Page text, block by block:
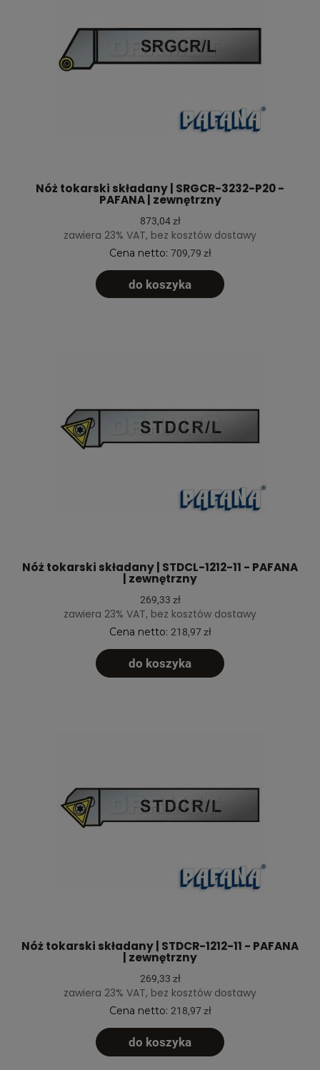
Nóż tokarski składany | SRGCR-3232-P20 -
PAFANA | zewnętrzny
873,04 zł
zawiera 23% VAT, bez kosztów dostawy
Cena netto: 709,79 zł
do koszyka
Nóż tokarski składany | STDCL-1212-11 - PAFANA
| zewnętrzny
269,33 zł
zawiera 23% VAT, bez kosztów dostawy
Cena netto: 218,97 zł
do koszyka
Nóż tokarski składany | STDCR-1212-11 - PAFANA
| zewnętrzny
269,33 zł
zawiera 23% VAT, bez kosztów dostawy
Cena netto: 218,97 zł
do koszyka